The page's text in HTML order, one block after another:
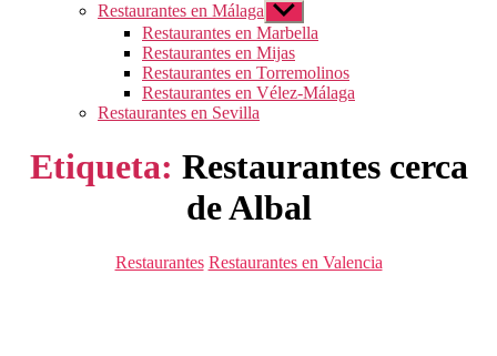
Restaurantes en Málaga Mostrar
el
submenú
Restaurantes en Marbella
Restaurantes en Mijas
Restaurantes en Torremolinos
Restaurantes en Vélez-Málaga
Restaurantes en Sevilla
Etiqueta: Restaurantes cerca
de Albal
Categorías
Restaurantes Restaurantes en Valencia